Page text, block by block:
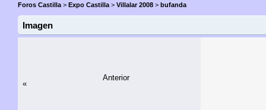
Foros Castilla > Expo Castilla > Villalar 2008 > bufanda
Imagen
«
Anterior